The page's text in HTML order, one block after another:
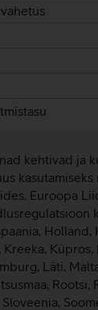
kehtivad ja
kasutamiseks
Euroopa
Holland,
Kreeka, Küpros,
Läti,
Rootsi,